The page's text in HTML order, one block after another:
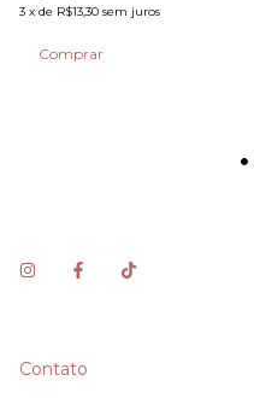
3 x de R$13,30 sem juros
Contato